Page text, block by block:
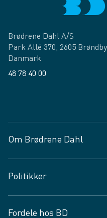
Brødrene Dahl A/S
Park Allé 370, 2605 Brøndby
Danmark
48 78 40 00
Om Brødrene Dahl
Vagttelefon 30 10 89 89
Spørgsmål og svar
Job og karriere
Politikker
Fordele hos BD